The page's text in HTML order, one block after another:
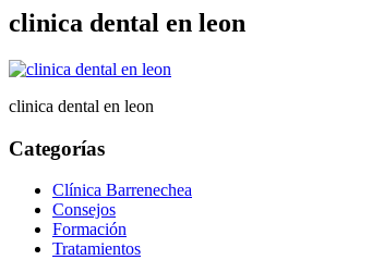
clinica dental en leon
clinica dental en leon
Categorías
Clínica Barrenechea
Consejos
Formación
Tratamientos